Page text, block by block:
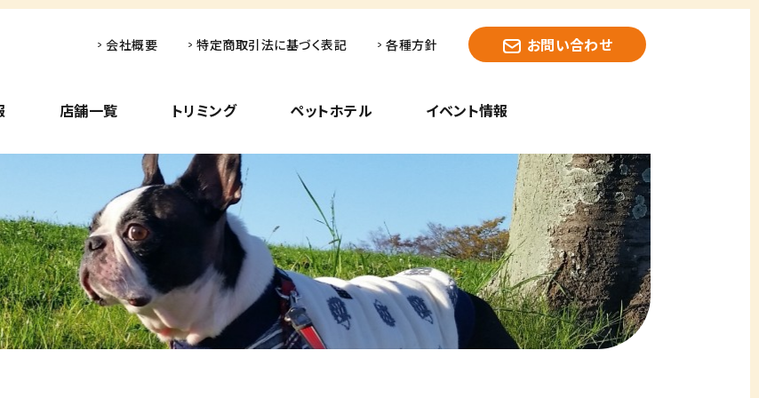
店舗一覧 トリミング ペットホテル イベント情報
会社概要 特定商取引法に基づく表記 各種方針 お問い合わせ